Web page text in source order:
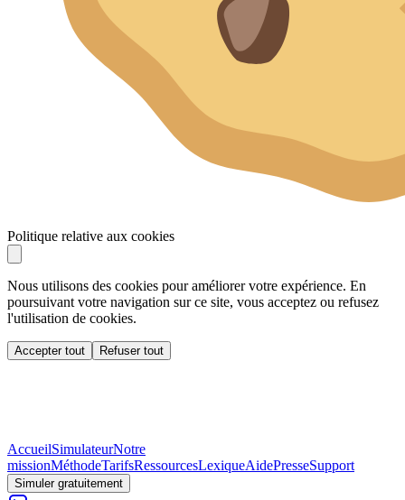
Politique relative aux cookies
Nous utilisons des cookies pour améliorer votre expérience. En
poursuivant votre navigation sur ce site, vous acceptez ou refusez
l'utilisation de cookies.
Accepter tout Refuser tout
AccueilSimulateurNotre
missionMéthodeTarifsRessourcesLexiqueAidePresseSupport
Simuler gratuitement